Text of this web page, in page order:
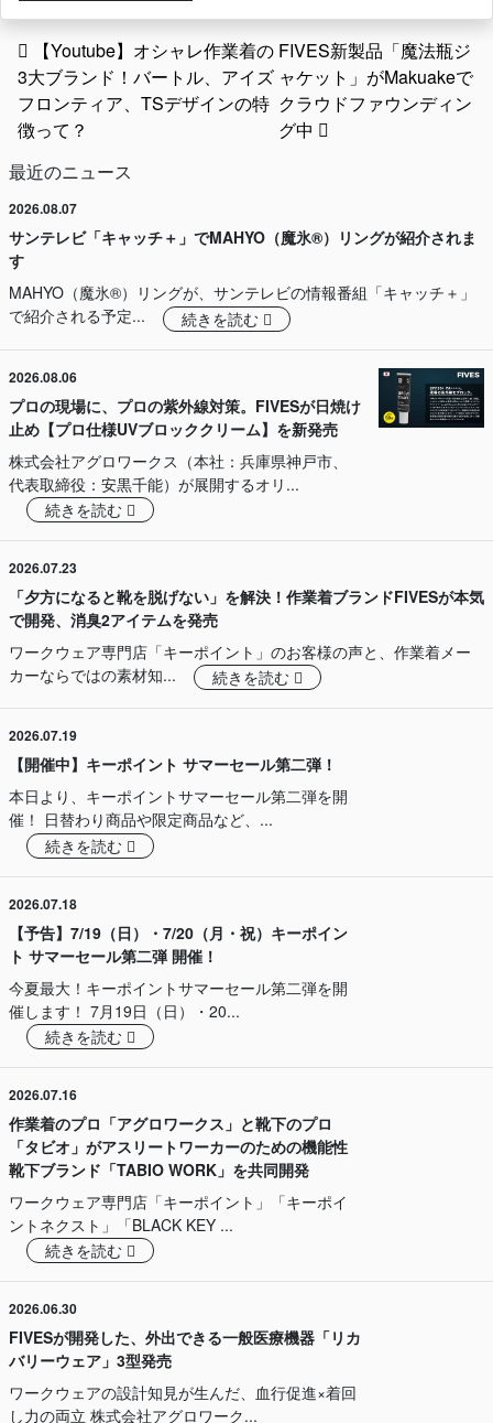
投稿ナビゲーション
【Youtube】オシャレ作業着の
3大ブランド！バートル、アイズ
フロンティア、TSデザインの特
徴って？
FIVES新製品「魔法瓶ジ
ャケット」がMakuakeで
クラウドファウンディン
グ中
最近のニュース
2026.08.07
サンテレビ「キャッチ＋」でMAHYO（魔氷®）リングが紹介されま
す
MAHYO（魔氷®）リングが、サンテレビの情報番組「キャッチ＋」
で紹介される予定...
続きを読む
2026.08.06
プロの現場に、プロの紫外線対策。FIVESが日焼け
止め【プロ仕様UVブロッククリーム】を新発売
株式会社アグロワークス（本社：兵庫県神戸市、
代表取締役：安黒千能）が展開するオリ...
続きを読む
2026.07.23
「夕方になると靴を脱げない」を解決！作業着ブランドFIVESが本気
で開発、消臭2アイテムを発売
ワークウェア専門店「キーポイント」のお客様の声と、作業着メー
カーならではの素材知...
続きを読む
2026.07.19
【開催中】キーポイント サマーセール第二弾！
本日より、キーポイントサマーセール第二弾を開
催！ 日替わり商品や限定商品など、...
続きを読む
2026.07.18
【予告】7/19（日）・7/20（月・祝）キーポイン
ト サマーセール第二弾 開催！
今夏最大！キーポイントサマーセール第二弾を開
催します！ 7月19日（日）・20...
続きを読む
2026.07.16
作業着のプロ「アグロワークス」と靴下のプロ
「タビオ」がアスリートワーカーのための機能性
靴下ブランド「TABIO WORK」を共同開発
ワークウェア専門店「キーポイント」「キーポイ
ントネクスト」「BLACK KEY ...
続きを読む
2026.06.30
FIVESが開発した、外出できる一般医療機器「リカ
バリーウェア」3型発売
ワークウェアの設計知見が生んだ、血行促進×着回
し力の両立 株式会社アグロワーク...